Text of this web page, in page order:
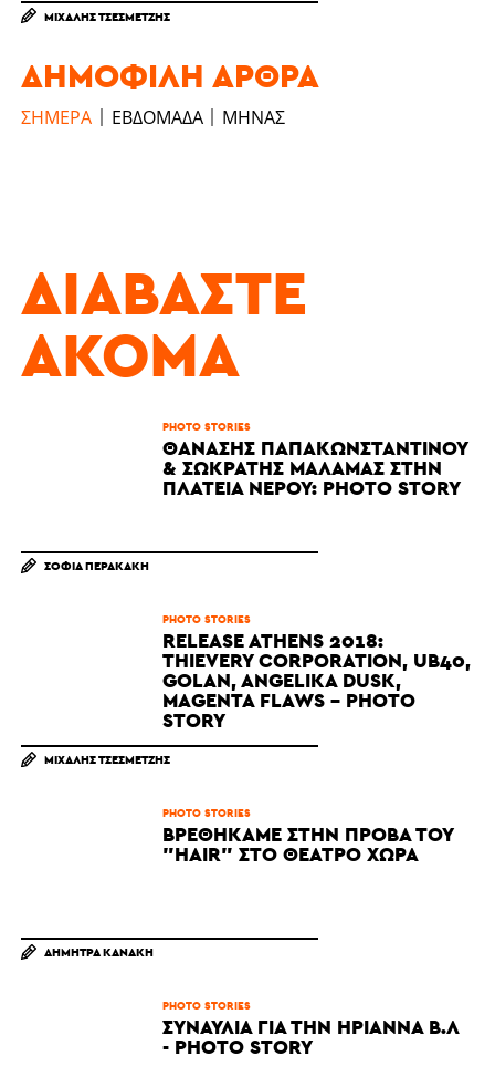
ΜΙΧΆΛΗΣ ΤΣΕΣΜΕΤΖΉΣ
ΔΗΜΟΦΙΛΉ ΆΡΘΡΑ
ΣΉΜΕΡΑ ΕΒΔΟΜΆΔΑ ΜΉΝΑΣ
ΔΙΑΒΆΣΤΕ
ΑΚΌΜΑ
PHOTO STORIES
ΘΑΝΆΣΗΣ ΠΑΠΑΚΩΝΣΤΑΝΤΊΝΟΥ
& ΣΩΚΡΆΤΗΣ ΜΆΛΑΜΑΣ ΣΤΗΝ
ΠΛΑΤΕΊΑ ΝΕΡΟΎ: PHOTO STORY
ΣΟΦΊΑ ΠΕΡΑΚΆΚΗ
PHOTO STORIES
RELEASE ATHENS 2018:
ΤHIEVERY CORPORATION, UB40,
GOLAN, ANGELIKA DUSK,
MAGENTA FLAWS - PHOTO
STORY
ΜΙΧΆΛΗΣ ΤΣΕΣΜΕΤΖΉΣ
PHOTO STORIES
ΒΡΕΘΉΚΑΜΕ ΣΤΗΝ ΠΡΌΒΑ ΤΟΥ
"HAIR" ΣΤΟ ΘΈΑΤΡΟ ΧΏΡΑ
ΔΉΜΗΤΡΑ ΚΑΝΆΚΗ
PHOTO STORIES
ΣΥΝΑΥΛΊΑ ΓΙΑ ΤΗΝ ΗΡΙΆΝΝΑ Β.Λ
- PHOTO STORY